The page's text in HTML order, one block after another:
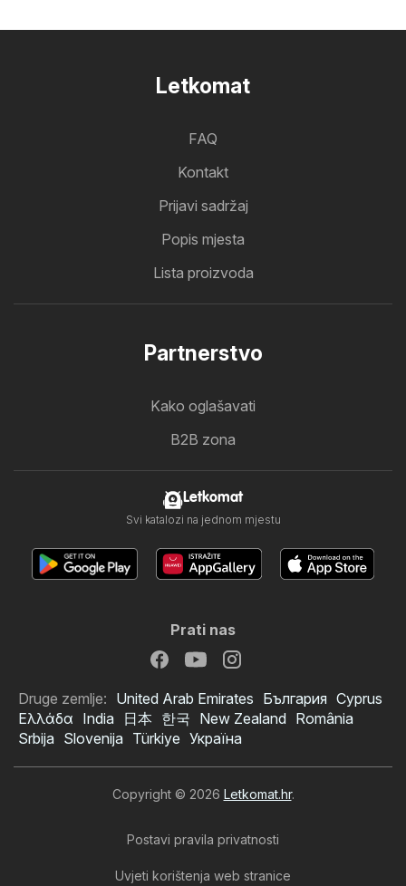
Letkomat
FAQ
Kontakt
Prijavi sadržaj
Popis mjesta
Lista proizvoda
Partnerstvo
Kako oglašavati
B2B zona
Letkomat
Svi katalozi na jednom mjestu
Prati nas
Druge zemlje: United Arab Emirates България Cyprus
Ελλάδα India 日本 한국 New Zealand România
Srbija Slovenija Türkiye Україна
Copyright © 2026 Letkomat.hr.
Postavi pravila privatnosti
Uvjeti korištenja web stranice